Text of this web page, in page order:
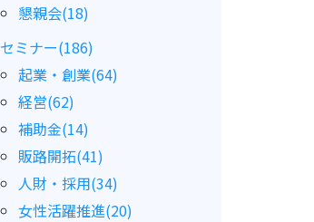
懇親会(18)
セミナー(186)
起業・創業(64)
経営(62)
補助金(14)
販路開拓(41)
人財・採用(34)
女性活躍推進(20)